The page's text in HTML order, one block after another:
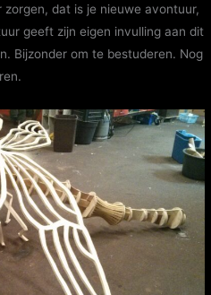
dat is je nieuwe avontuur,
geeft zijn eigen invulling aan dit
Bijzonder om te bestuderen. Nog